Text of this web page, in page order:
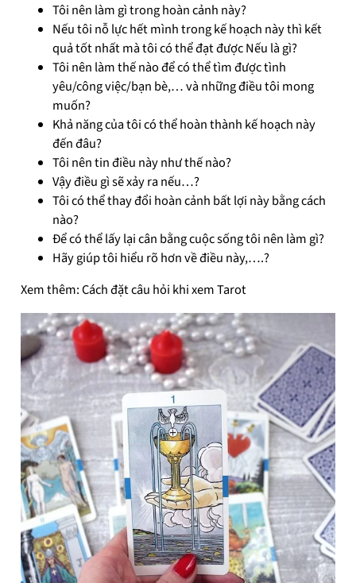
Tôi nên làm gì trong hoàn cảnh này?
Nếu tôi nỗ lực hết mình trong kế hoạch này thì kết
quả tốt nhất mà tôi có thể đạt được Nếu là gì?
Tôi nên làm thế nào để có thể tìm được tình
yêu/công việc/bạn bè,… và những điều tôi mong
muốn?
Khả năng của tôi có thể hoàn thành kế hoạch này
đến đâu?
Tôi nên tin điều này như thế nào?
Vậy điều gì sẽ xảy ra nếu…?
Tôi có thể thay đổi hoàn cảnh bất lợi này bằng cách
nào?
Để có thể lấy lại cân bằng cuộc sống tôi nên làm gì?
Hãy giúp tôi hiểu rõ hơn về điều này,….?
Xem thêm: Cách đặt câu hỏi khi xem Tarot